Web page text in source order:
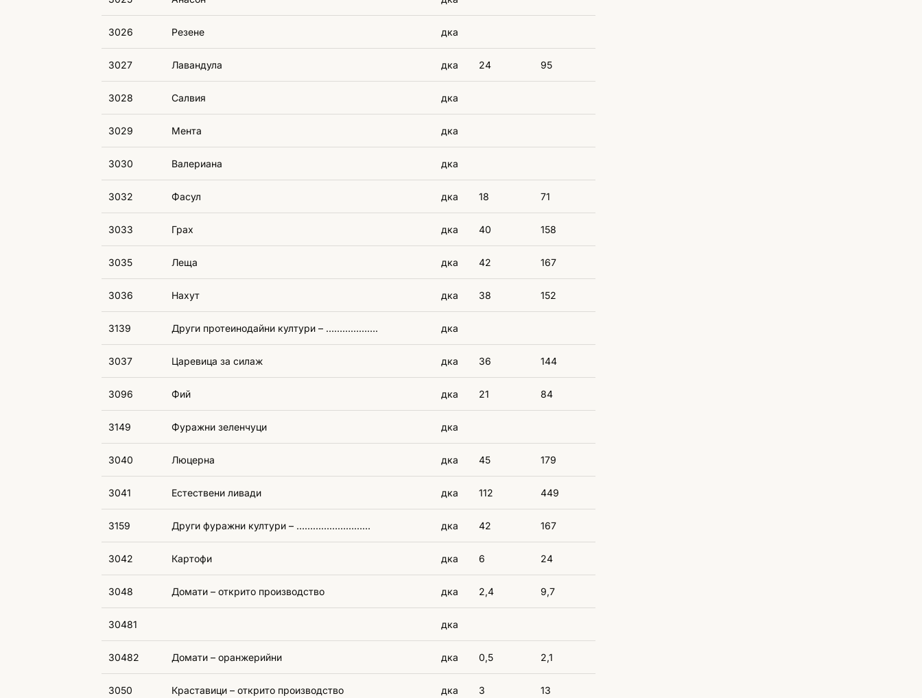
3026 Резене дка
3027 Лавандула дка 24 95
3028 Салвия дка
3029 Мента дка
3030 Валериана дка
3032 Фасул дка 18 71
3033 Грах дка 40 158
3035 Леща дка 42 167
3036 Нахут дка 38 152
3139 Други протеинодайни култури – ………………. дка
3037 Царевица за силаж дка 36 144
3096 Фий дка 21 84
3149 Фуражни зеленчуци дка
3040 Люцерна дка 45 179
3041 Естествени ливади дка 112 449
3159 Други фуражни култури – ……………………… дка 42 167
3042 Картофи дка 6 24
3048 Домати – открито производство дка 2,4 9,7
30481 дка
30482 Домати – оранжерийни дка 0,5 2,1
3050 Краставици – открито производство дка 3 13